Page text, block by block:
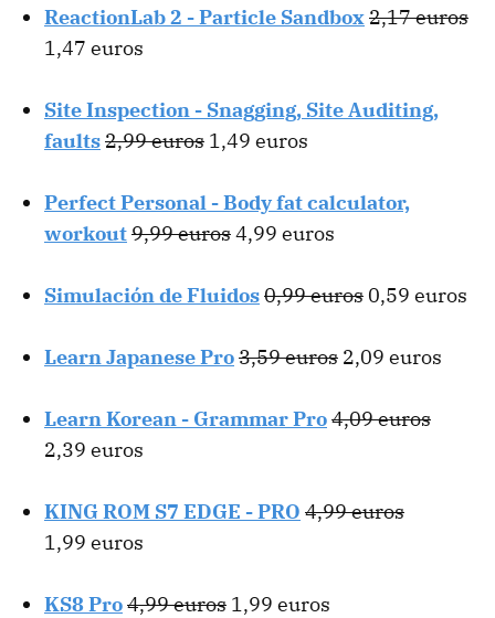
ReactionLab 2 - Particle Sandbox2,17 euros
1,47 euros
Site Inspection - Snagging, Site Auditing,
faults2,99 euros 1,49 euros
Perfect Personal - Body fat calculator,
workout9,99 euros4,99 euros
Simulación de Fluidos0,99 euros 0,59 euros
Learn Japanese Pro3,59 euros 2,09 euros
Learn Korean - Grammar Pro4,09 euros
2,39 euros
KING ROM S7 EDGE - PRO 4,99 euros
1,99 euros
KS8 Pro4,99 euros 1,99 euros